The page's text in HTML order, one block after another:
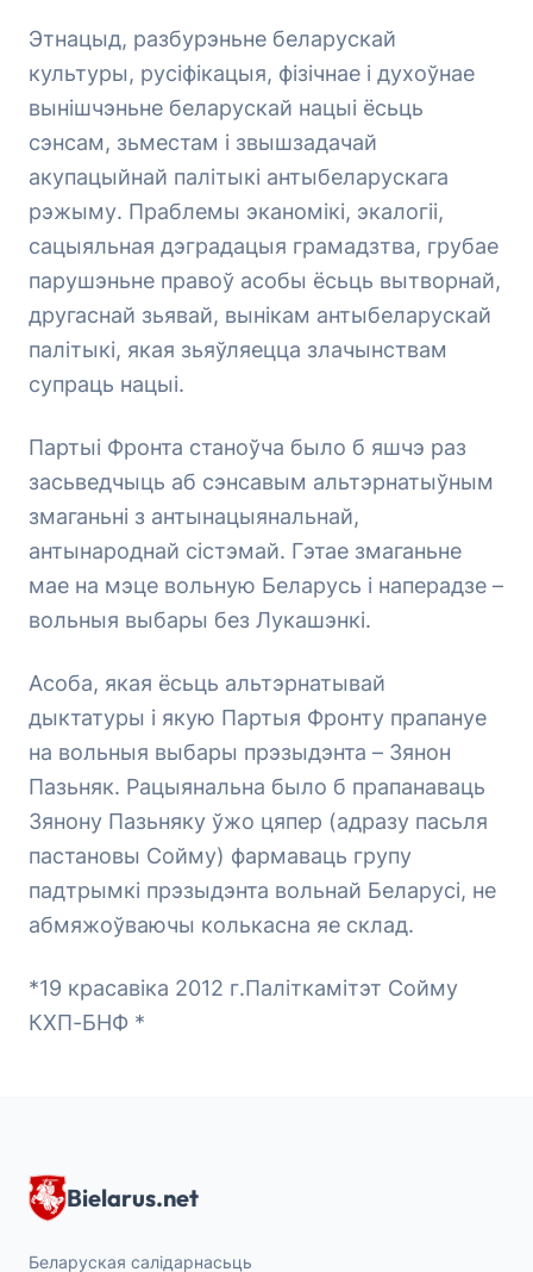
Этнацыд, разбурэньне беларускай
культуры, русіфікацыя, фізічнае і духоўнае
вынішчэньне беларускай нацыі ёсьць
сэнсам, зьместам і звышзадачай
акупацыйнай палітыкі антыбеларускага
рэжыму. Праблемы эканомікі, экалогіі,
сацыяльная дэградацыя грамадзтва, грубае
парушэньне правоў асобы ёсьць вытворнай,
другаснай зьявай, вынікам антыбеларускай
палітыкі, якая зьяўляецца злачынствам
супраць нацыі.
Партыі Фронта станоўча было б яшчэ раз
засьведчыць аб сэнсавым альтэрнатыўным
змаганьні з антынацыянальнай,
антынароднай сістэмай. Гэтае змаганьне
мае на мэце вольную Беларусь і наперадзе –
вольныя выбары без Лукашэнкі.
Асоба, якая ёсьць альтэрнатывай
дыктатуры і якую Партыя Фронту прапануе
на вольныя выбары прэзыдэнта – Зянон
Пазьняк. Рацыянальна было б прапанаваць
Зянону Пазьняку ўжо цяпер (адразу пасьля
пастановы Сойму) фармаваць групу
падтрымкі прэзыдэнта вольнай Беларусі, не
абмяжоўваючы колькасна яе склад.
*19 красавіка 2012 г.Паліткамітэт Сойму
КХП-БНФ *
Bielarus.net
Беларуская салідарнасьць